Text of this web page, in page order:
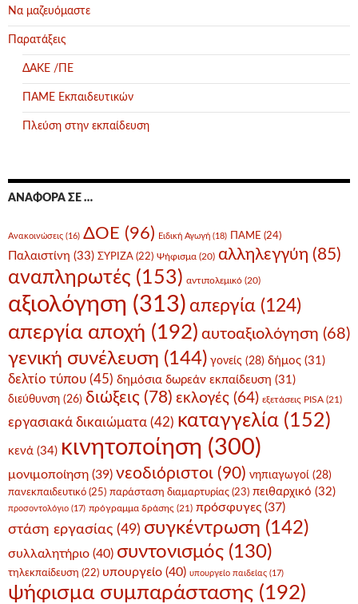
Να μαζευόμαστε
Παρατάξεις
ΔΑΚΕ /ΠΕ
ΠΑΜΕ Εκπαιδευτικών
Πλεύση στην εκπαίδευση
ΑΝΑΦΟΡΆ ΣΕ …
Ανακοινώσεις (16) ΔΟΕ (96) Ειδική Αγωγή (18) ΠΑΜΕ (24)
Παλαιστίνη (33) ΣΥΡΙΖΑ (22) Ψήφισμα (20) αλληλεγγύη (85)
αναπληρωτές (153) αντιπολεμικό (20)
αξιολόγηση (313) απεργία (124)
απεργία αποχή (192) αυτοαξιολόγηση (68)
γενική συνέλευση (144) γονείς (28) δήμος (31)
δελτίο τύπου (45) δημόσια δωρεάν εκπαίδευση (31)
διεύθυνση (26) διώξεις (78) εκλογές (64) εξετάσεις PISA (21)
εργασιακά δικαιώματα (42) καταγγελία (152)
κενά (34) κινητοποίηση (300)
μονιμοποίηση (39) νεοδιόριστοι (90) νηπιαγωγοί (28)
πανεκπαιδευτικό (25) παράσταση διαμαρτυρίας (23) πειθαρχικό (32)
προσοντολόγιο (17) πρόγραμμα δράσης (21) πρόσφυγες (37)
στάση εργασίας (49) συγκέντρωση (142)
συλλαλητήριο (40) συντονισμός (130)
τηλεκπαίδευση (22) υπουργείο (40) υπουργείο παιδείας (17)
ψήφισμα συμπαράστασης (192)